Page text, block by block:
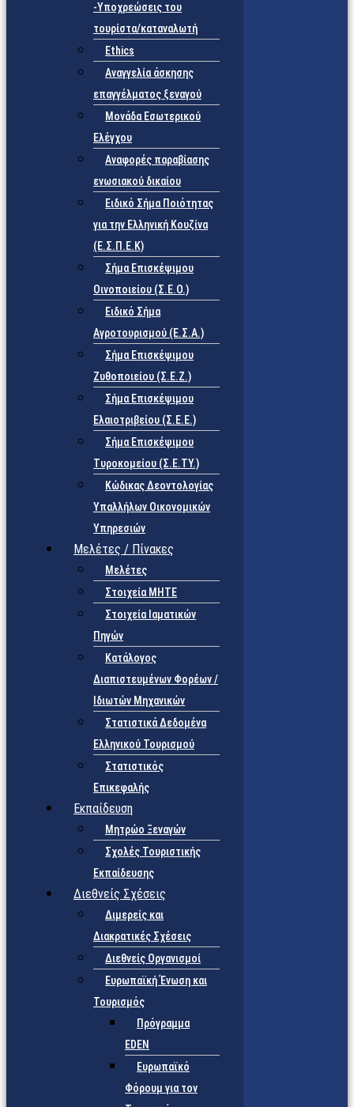
-Υποχρεώσεις του
τουρίστα/καταναλωτή
Ethics
Αναγγελία άσκησης
επαγγέλματος ξεναγού
Μονάδα Εσωτερικού
Ελέγχου
Αναφορές παραβίασης
ενωσιακού δικαίου
Ειδικό Σήμα Ποιότητας
για την Ελληνική Κουζίνα
(Ε.Σ.Π.Ε.Κ)
Σήμα Επισκέψιμου
Οινοποιείου (Σ.Ε.Ο.)
Ειδικό Σήμα
Αγροτουρισμού (Ε.Σ.Α.)
Σήμα Επισκέψιμου
Ζυθοποιείου (Σ.Ε.Ζ.)
Σήμα Επισκέψιμου
Ελαιοτριβείου (Σ.Ε.Ε.)
Σήμα Επισκέψιμου
Τυροκομείου (Σ.Ε.TY.)
Κώδικας Δεοντολογίας
Υπαλλήλων Οικονομικών
Υπηρεσιών
Μελέτες / Πίνακες
Μελέτες
Στοιχεία ΜΗΤΕ
Στοιχεία Ιαματικών
Πηγών
Κατάλογος
Διαπιστευμένων Φορέων /
Ιδιωτών Μηχανικών
Στατιστικά Δεδομένα
Ελληνικού Τουρισμού
Στατιστικός
Επικεφαλής
Εκπαίδευση
Μητρώο Ξεναγών
Σχολές Τουριστικής
Εκπαίδευσης
Διεθνείς Σχέσεις
Διμερείς και
Διακρατικές Σχέσεις
Διεθνείς Οργανισμοί
Ευρωπαϊκή Ένωση και
Τουρισμός
Πρόγραμμα
EDEN
Ευρωπαϊκό
Φόρουμ για τον